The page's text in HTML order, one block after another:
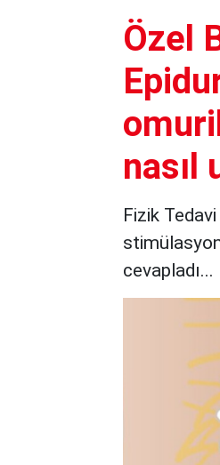
Özel
nasıl
Fizik
cevapladı...